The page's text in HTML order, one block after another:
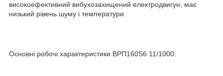
високоефективний вибухозахищений електродвигун, має
низький рівень шуму і температури.
Основні робочі характеристики ВРП160Ѕ6 11/1000: